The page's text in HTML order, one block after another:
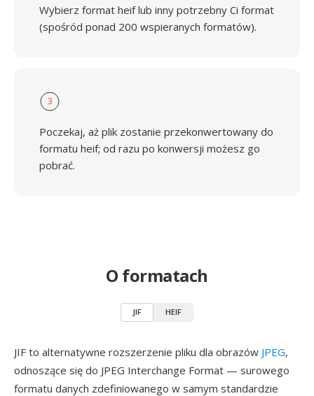
Wybierz format heif lub inny potrzebny Ci format
(spośród ponad 200 wspieranych formatów).
3
Poczekaj, aż plik zostanie przekonwertowany do
formatu heif; od razu po konwersji możesz go
pobrać.
O formatach
JIF HEIF
JIF to alternatywne rozszerzenie pliku dla obrazów JPEG,
odnoszące się do JPEG Interchange Format — surowego
formatu danych zdefiniowanego w samym standardzie